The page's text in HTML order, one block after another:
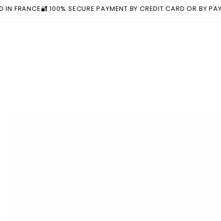
SKIP TO
CONTENT
🔐 100% SECURE PAYMENT BY CREDIT CARD OR BY PAYPAL🚚
Similar products